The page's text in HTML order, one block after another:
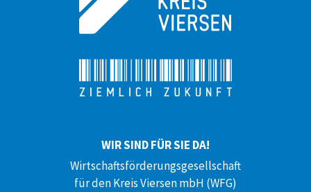
WIR SIND FÜR SIE DA!
Wirtschaftsförderungsgesellschaft
für den Kreis Viersen mbH (WFG)